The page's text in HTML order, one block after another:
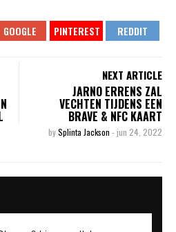
NEXT ARTICLE
JARNO ERRENS ZAL
VECHTEN TIJDENS EEN
BRAVE & NFC KAART
bySplinta Jackson - jun 24, 2022